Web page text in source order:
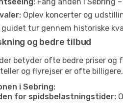
Oplev koncerter og
guidet tur gennem historiske
og bedre tilbud
betyder ofte bedre priser
og flyrejser er ofte
i Sebring:
for spidsbelastningstider: